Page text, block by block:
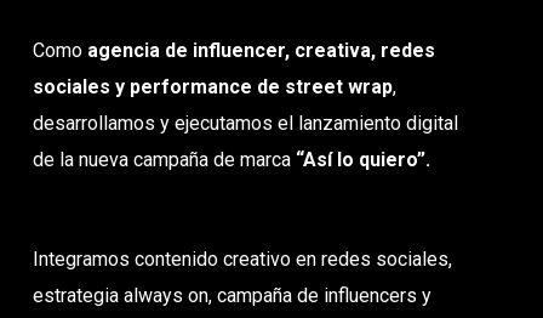
Como agencia de influencer, creativa, redes
sociales y performance de street wrap,
desarrollamos y ejecutamos el lanzamiento digital
de la nueva campaña de marca “Así lo quiero”.
Integramos contenido creativo en redes sociales,
estrategia always on, campaña de influencers y